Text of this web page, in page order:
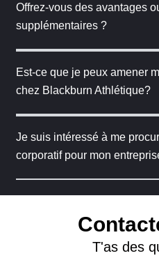
Offrez-vous des avantages
supplémentaires ?
Est-ce que je peux amener
chez Blackburn Athlétique?
Je suis intéressé à me
corporatif pour mon
T'as des